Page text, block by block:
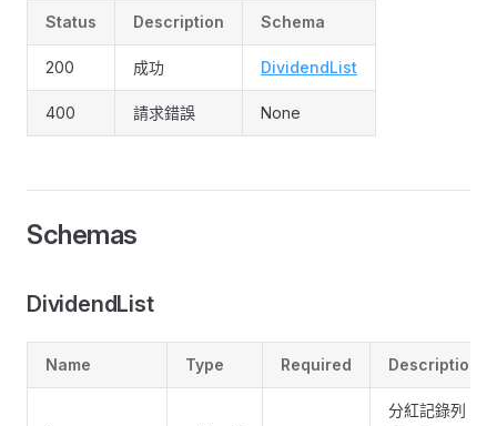
Status Description Schema
200 成功 DividendList
400 請求錯誤 None
Schemas
DividendList
Name Type Required Description
分紅記錄列